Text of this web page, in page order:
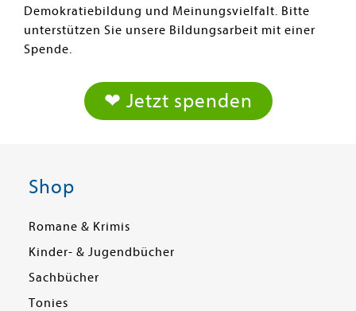
Demokratiebildung und Meinungsvielfalt. Bitte
unterstützen Sie unsere Bildungsarbeit mit einer
Spende.
❤ Jetzt spenden
Shop
Romane & Krimis
Kinder- & Jugendbücher
Sachbücher
Tonies